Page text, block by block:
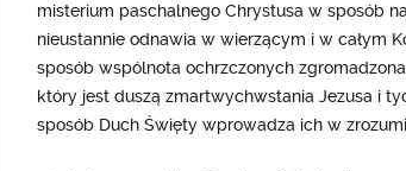
misterium paschalnego Chrystusa w sposób
nieustannie odnawia w wierzącym i w całym
sposób wspólnota ochrzczonych
który jest duszą zmartwychwstania Jezusa i
sposób Duch Święty wprowadza ich w